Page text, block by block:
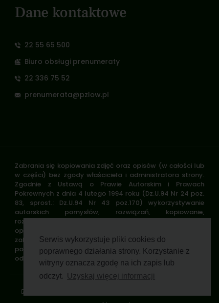
Serwis wykorzystuje pliki cookies do
poprawnego działania strony. Korzystanie z
witryny oznacza zgodę na ich zapis lub
odczyt.
Uzyskaj więcej informacji
Dane kontaktowe
22 55 65 500
Biuro obsługi prenumeraty
22 336 75 52
prenumerata@pzlow.pl
Zabrania się kopiowania zdjęć oraz opisów (w całości lub
w części) bez zgody właściciela i administratora strony.
Zgodnie z Ustawą o Prawie Autorskim i Prawach
Pokrewnych z dnia 4 lutego 1994 roku (Dz.U.94 Nr 24 poz.
83, sprost.: Dz.U.94 Nr 43 poz.170) wykorzystywanie
autorskich pomysłów, rozwiązań, kopiowanie,
rozpowszechnianie zdjęć, fragmentów grafiki, tekstów
opisów w celach zarobkowych, bez zezwolenia autora jest
zabronione i stanowi naruszenie praw autorskich oraz
podlega karze. Znaki towarowe i graficzne są własnością
odpowiednich firm i/lub instytucji.